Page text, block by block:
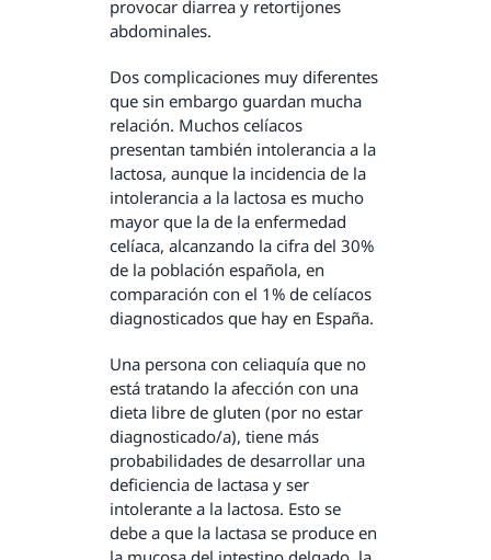
provocar diarrea y retortijones
abdominales.
Dos complicaciones muy diferentes
que sin embargo guardan mucha
relación. Muchos celíacos
presentan también intolerancia a la
lactosa, aunque la incidencia de la
intolerancia a la lactosa es mucho
mayor que la de la enfermedad
celíaca, alcanzando la cifra del 30%
de la población española, en
comparación con el 1% de celíacos
diagnosticados que hay en España.
Una persona con celiaquía que no
está tratando la afección con una
dieta libre de gluten (por no estar
diagnosticado/a), tiene más
probabilidades de desarrollar una
deficiencia de lactasa y ser
intolerante a la lactosa. Esto se
debe a que la lactasa se produce en